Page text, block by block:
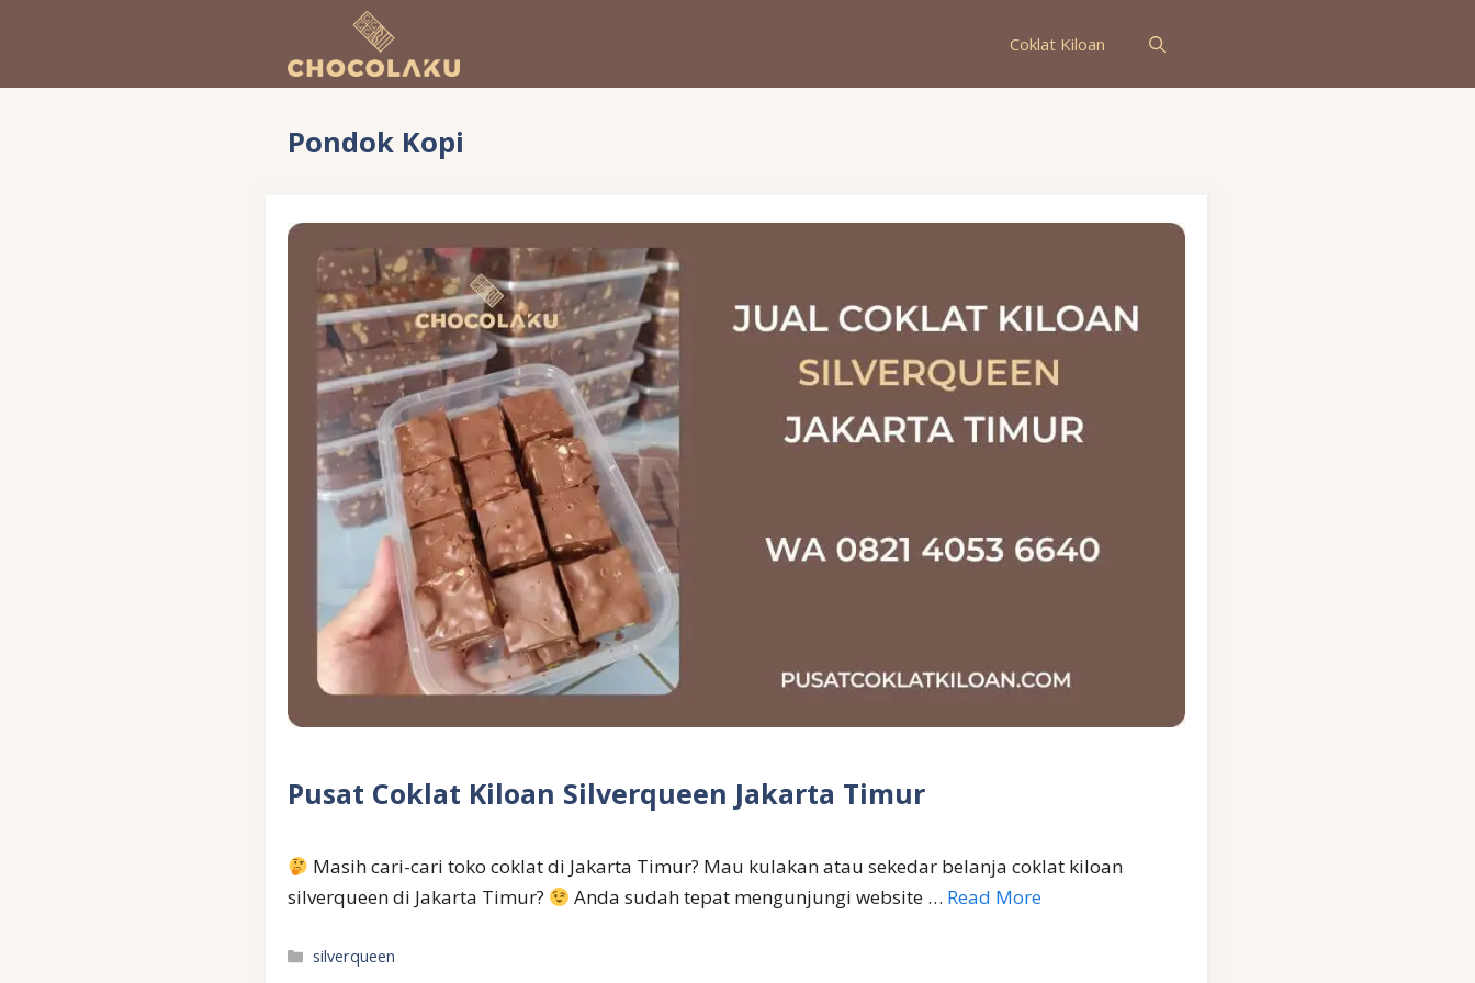
Coklat Kiloan
Pondok Kopi
Pusat Coklat Kiloan Silverqueen Jakarta Timur
Masih cari-cari toko coklat di Jakarta Timur? Mau kulakan atau sekedar belanja coklat kiloan
silverqueen di Jakarta Timur?
Anda sudah tepat mengunjungi website … Read More
Kategori
silverqueen